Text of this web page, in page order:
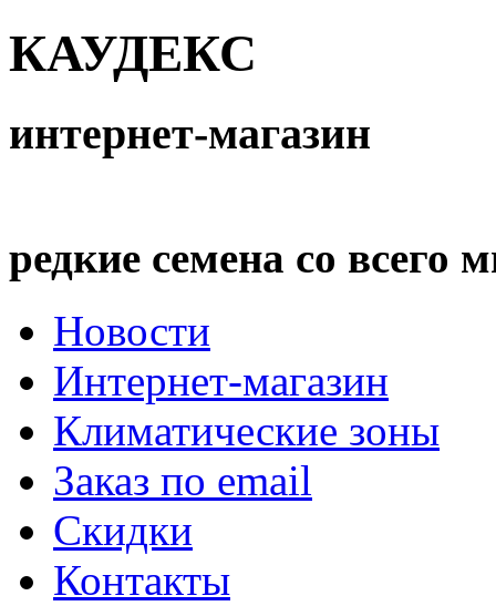
КАУДЕКС
интернет-магазин
редкие семена со всего
Новости
Интернет-магазин
Климатические зоны
Заказ по email
Скидки
Контакты